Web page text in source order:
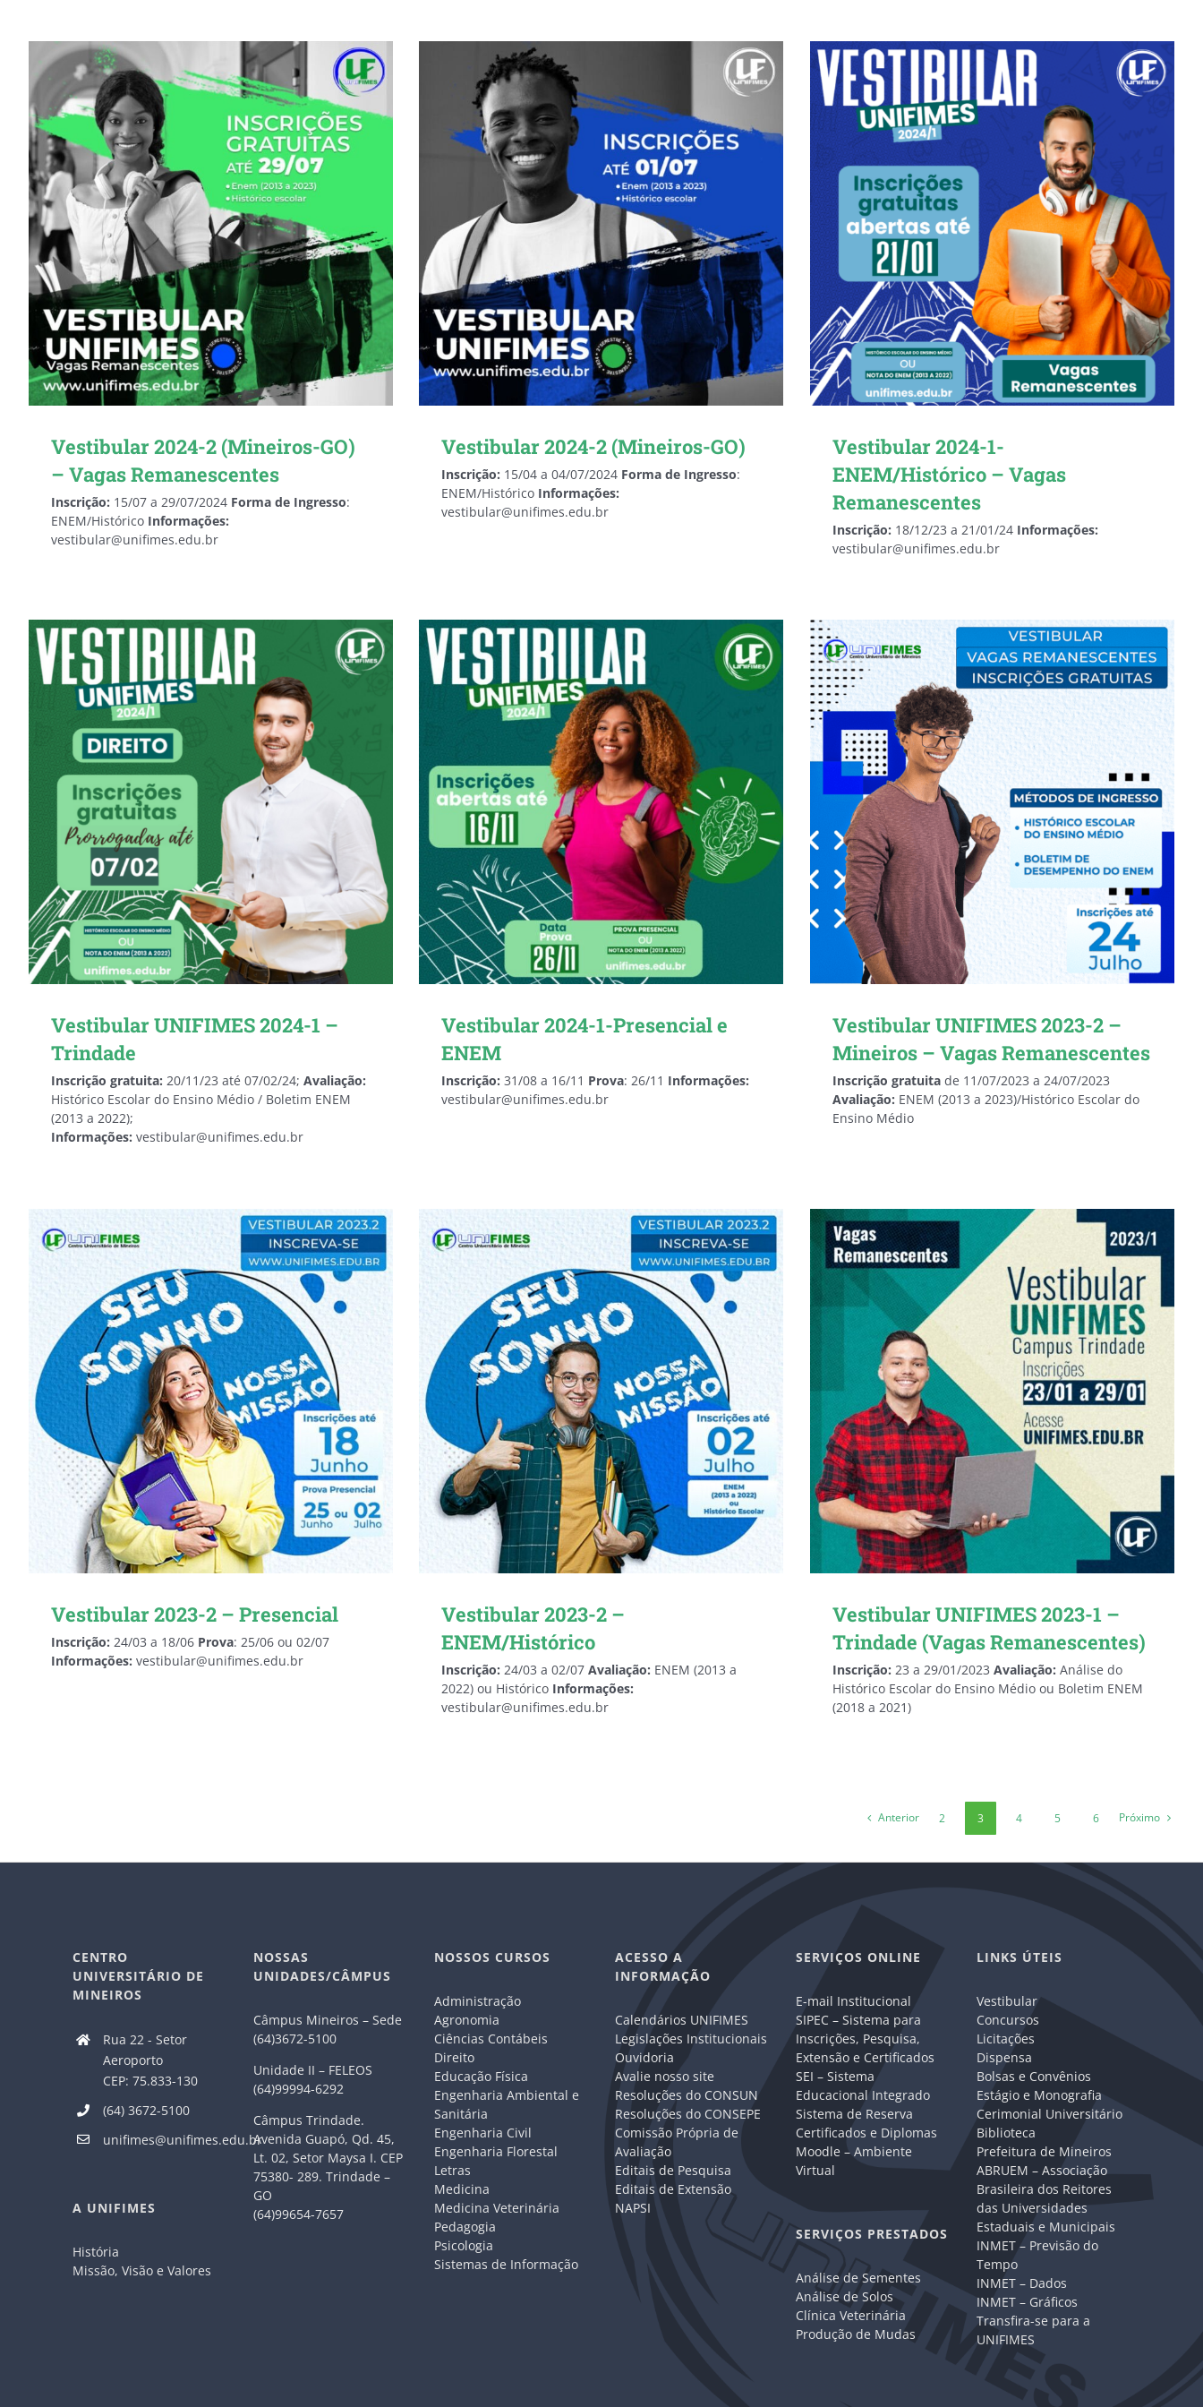
Vestibular 2024-2 (Mineiros-GO)
– Vagas Remanescentes
Inscrição: 15/07 a 29/07/2024 Forma de Ingresso:
ENEM/Histórico Informações:
vestibular@unifimes.edu.br
Vestibular 2024-2 (Mineiros-GO)
Inscrição: 15/04 a 04/07/2024 Forma de Ingresso:
ENEM/Histórico Informações:
vestibular@unifimes.edu.br
Vestibular 2024-1-
ENEM/Histórico – Vagas
Remanescentes
Inscrição: 18/12/23 a 21/01/24 Informações:
vestibular@unifimes.edu.br
Vestibular UNIFIMES 2024-1 –
Trindade
Inscrição gratuita: 20/11/23 até 07/02/24; Avaliação:
Histórico Escolar do Ensino Médio / Boletim ENEM
(2013 a 2022);
Informações: vestibular@unifimes.edu.br
Vestibular 2024-1-Presencial e
ENEM
Inscrição: 31/08 a 16/11 Prova: 26/11 Informações:
vestibular@unifimes.edu.br
Vestibular UNIFIMES 2023-2 –
Mineiros – Vagas Remanescentes
Inscrição gratuita de 11/07/2023 a 24/07/2023
Avaliação: ENEM (2013 a 2023)/Histórico Escolar do
Ensino Médio
Vestibular 2023-2 – Presencial
Inscrição: 24/03 a 18/06 Prova: 25/06 ou 02/07
Informações: vestibular@unifimes.edu.br
Vestibular 2023-2 –
ENEM/Histórico
Inscrição: 24/03 a 02/07 Avaliação: ENEM (2013 a
2022) ou Histórico Informações:
vestibular@unifimes.edu.br
Vestibular UNIFIMES 2023-1 –
Trindade (Vagas Remanescentes)
Inscrição: 23 a 29/01/2023 Avaliação: Análise do
Histórico Escolar do Ensino Médio ou Boletim ENEM
(2018 a 2021)
Anterior 2 3 4 5 6 Próximo
CENTRO
UNIVERSITÁRIO DE
MINEIROS
Rua 22 - Setor
Aeroporto
CEP: 75.833-130
(64) 3672-5100
unifimes@unifimes.edu.br
A UNIFIMES
História
Missão, Visão e Valores
NOSSAS
UNIDADES/CÂMPUS
Câmpus Mineiros – Sede
(64)3672-5100
Unidade II – FELEOS
(64)99994-6292
Câmpus Trindade.
Avenida Guapó, Qd. 45,
Lt. 02, Setor Maysa I. CEP
75380- 289. Trindade –
GO
(64)99654-7657
NOSSOS CURSOS
Administração
Agronomia
Ciências Contábeis
Direito
Educação Física
Engenharia Ambiental e
Sanitária
Engenharia Civil
Engenharia Florestal
Letras
Medicina
Medicina Veterinária
Pedagogia
Psicologia
Sistemas de Informação
ACESSO A
INFORMAÇÃO
Calendários UNIFIMES
Legislações Institucionais
Ouvidoria
Avalie nosso site
Resoluções do CONSUN
Resoluções do CONSEPE
Comissão Própria de
Avaliação
Editais de Pesquisa
Editais de Extensão
NAPSI
SERVIÇOS ONLINE
E-mail Institucional
SIPEC – Sistema para
Inscrições, Pesquisa,
Extensão e Certificados
SEI – Sistema
Educacional Integrado
Sistema de Reserva
Certificados e Diplomas
Moodle – Ambiente
Virtual
SERVIÇOS PRESTADOS
Análise de Sementes
Análise de Solos
Clínica Veterinária
Produção de Mudas
LINKS ÚTEIS
Vestibular
Concursos
Licitações
Dispensa
Bolsas e Convênios
Estágio e Monografia
Cerimonial Universitário
Biblioteca
Prefeitura de Mineiros
ABRUEM – Associação
Brasileira dos Reitores
das Universidades
Estaduais e Municipais
INMET – Previsão do
Tempo
INMET – Dados
INMET – Gráficos
Transfira-se para a
UNIFIMES